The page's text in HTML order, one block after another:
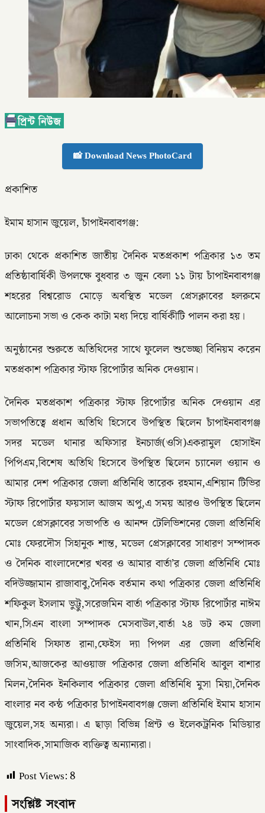
📸 Download News PhotoCard
প্রকাশিত
ইমাম হাসান জুয়েল, চাঁপাইনবাবগঞ্জ:
ঢাকা থেকে প্রকাশিত জাতীয় দৈনিক মতপ্রকাশ পত্রিকার ১৩ তম
প্রতিষ্ঠাবার্ষিকী উপলক্ষে বুধবার ৩ জুন বেলা ১১ টায় চাঁপাইনবাবগঞ্জ
শহরের বিশ্বরোড মোড়ে অবস্থিত মডেল প্রেসক্লাবের হলরুমে
আলোচনা সভা ও কেক কাটা মধ্য দিয়ে বার্ষিকীটি পালন করা হয়।
অনুষ্ঠানের শুরুতে অতিথিদের সাথে ফুলেল শুভেচ্ছা বিনিয়ম করেন
মতপ্রকাশ পত্রিকার স্টাফ রিপোর্টার অনিক দেওয়ান।
দৈনিক মতপ্রকাশ পত্রিকার স্টাফ রিপোর্টার অনিক দেওয়ান এর
সভাপতিত্বে প্রধান অতিথি হিসেবে উপস্থিত ছিলেন চাঁপাইনবাবগঞ্জ
সদর মডেল থানার অফিসার ইনচার্জ(ওসি)একরামুল হোসাইন
পিপিএম,বিশেষ অতিথি হিসেবে উপস্থিত ছিলেন চ্যানেল ওয়ান ও
আমার দেশ পত্রিকার জেলা প্রতিনিধি তারেক রহমান,এশিয়ান টিভির
স্টাফ রিপোর্টার ফয়সাল আজম অপু,এ সময় আরও উপস্থিত ছিলেন
মডেল প্রেসক্লাবের সভাপতি ও আনন্দ টেলিভিশনের জেলা প্রতিনিধি
মোঃ ফেরদৌস সিহানুক শান্ত, মডেল প্রেসক্লাবের সাধারণ সম্পাদক
ও দৈনিক বাংলাদেশের খবর ও আমার বার্তা’র জেলা প্রতিনিধি মোঃ
বদিউজ্জামান রাজাবাবু,দৈনিক বর্তমান কথা পত্রিকার জেলা প্রতিনিধি
শফিকুল ইসলাম ভুট্টু,সরেজমিন বার্তা পত্রিকার স্টাফ রিপোর্টার নাঈম
খান,সিএন বাংলা সম্পাদক মেসবাউল,বার্তা ২৪ ডট কম জেলা
প্রতিনিধি সিফাত রানা,ফেইস দ্যা পিপল এর জেলা প্রতিনিধি
জসিম,আজকের আওয়াজ পত্রিকার জেলা প্রতিনিধি আবুল বাশার
মিলন,দৈনিক ইনকিলাব পত্রিকার জেলা প্রতিনিধি মুসা মিয়া,দৈনিক
বাংলার নব কন্ঠ পত্রিকার চাঁপাইনবাবগঞ্জ জেলা প্রতিনিধি ইমাম হাসান
জুয়েল,সহ অন্যরা। এ ছাড়া বিভিন্ন প্রিন্ট ও ইলেকট্রনিক মিডিয়ার
সাংবাদিক,সামাজিক ব্যক্তিত্ব অন্যান্যরা।
Post Views:8
সংশ্লিষ্ট সংবাদ